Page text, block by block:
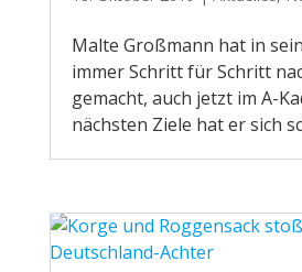
Malte Großmann hat in
immer Schritt für Schritt
gemacht, auch jetzt im A-
nächsten Ziele hat er sich